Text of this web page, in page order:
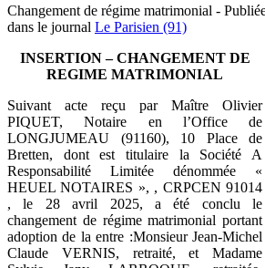
Changement de régime matrimonial -
dans le journal Le Parisien (91)
INSERTION – CHANGEMENT DE
REGIME MATRIMONIAL
Suivant acte reçu par Maître Olivier
PIQUET, Notaire en l’Office de
LONGJUMEAU (91160), 10 Place de
Bretten, dont est titulaire la Société A
Responsabilité Limitée dénommée «
HEUEL NOTAIRES », , CRPCEN 91014
, le 28 avril 2025, a été conclu le
changement de régime matrimonial portant
adoption de la entre :Monsieur Jean-Michel
Claude VERNIS, retraité, et Madame